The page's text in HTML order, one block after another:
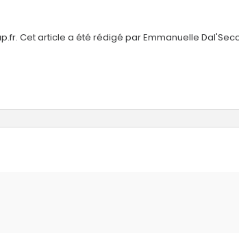
Cet article a été rédigé par Emmanuelle